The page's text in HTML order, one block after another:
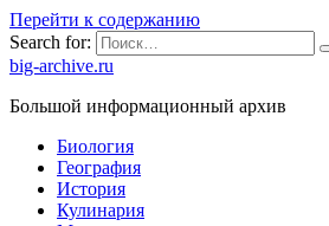
Перейти к содержанию
Search for:
big-archive.ru
Большой информационный архив
Биология
География
История
Кулинария